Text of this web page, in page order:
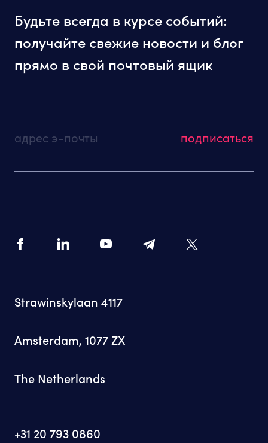
Будьте всегда в курсе событий:
получайте свежие новости и блог
прямо в свой почтовый ящик
адрес э-почты
Strawinskylaan 4117
Amsterdam, 1077 ZX
The Netherlands
+31 20 793 0860